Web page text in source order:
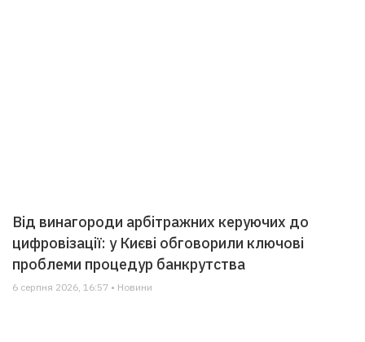
Від винагороди арбітражних керуючих до
цифровізації: у Києві обговорили ключові
проблеми процедур банкрутства
6 серпня 2026, 16:57 • Новини